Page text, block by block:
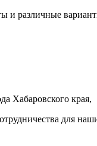
и различные
Хабаровского края,
для